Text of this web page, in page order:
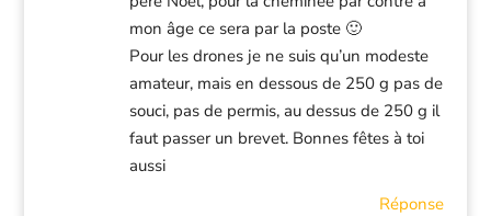
mon âge ce sera par la poste 🙂
Pour les drones je ne suis qu’un modeste
amateur, mais en dessous de 250 g pas de
souci, pas de permis, au dessus de 250 g il
faut passer un brevet. Bonnes fêtes à toi
aussi
Réponse